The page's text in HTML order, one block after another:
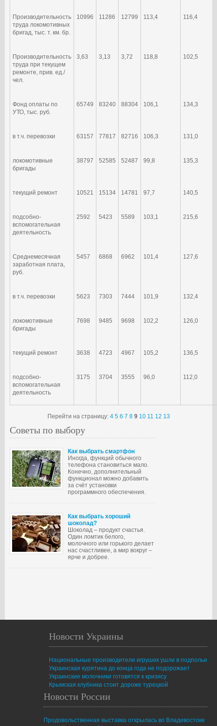
Производительность
труда локомотивных
бригад, тыс. т. км. бр.
10996 11286 12799 113,4 116,4
Производительность
труда при текущем
ремонте, прив. ед./
чел.
3,63 3,13 3,72 118,8 102,5
Фонд оплаты по
УТО, тыс. руб.
65749 83240 88304 106,1 134,3
в т.ч. перевозки 63157 77817 82716 106,3 131,0
локомотивные
бригады
38797 52585 52487 99,8 135,3
текущий ремонт 10521 15134 14781 97,7 140,5
подсобно-
вспомогательная
деятельность
2592 5423 5589 103,1 215,6
Среднемесячная
заработная плата,
руб.
5457 6868 6962 101,4 127,6
в т.ч. перевозки 5623 7303 7444 101,9 132,4
локомотивные
бригады
7698 9485 9698 102,2 126,0
текущий ремонт 3638 4723 4967 105,2 136,5
подсобно-
вспомогательная
деятельность
3175 3704 3555 96,0 112,0
Перейти на страницу: 4 5 6 7 8 9 10 11 12 13
Советы по выбору
Как выбрать смартфон
Иногда, функций обычного
телефона становиться мало.
Конечно, дополнительный
функционал можно добавить
за счёт установки
программного обеспечения.
Как выбрать хороший
шоколад?
Шоколад – продукт счастья.
Один ломтик белого,
молочного или горького делает
нас счастливее, а мир вокруг –
ярче и добрее.
Новости Украины
Национальные производители игрушек ушли в подполье
Украинская курятина до конца года не подорожает
Украинские молочники готовятся к кризису
Крымская клубника стоит дороже турецкой
Новости России
Продовольственная выставка открылась во Владивостоке